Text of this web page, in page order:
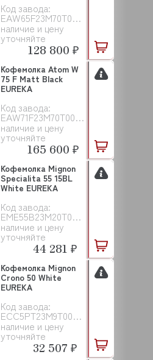
Код завода:
EAW65F23M70T00000001
наличие и цену
уточняйте
128 800 ₽
Код завода:
EAW71F23M70T00000001
наличие и цену
уточняйте
Кофемолка Atom W
75 F Matt Black
EUREKA
165 600 ₽
Код завода:
EME55B23M20T00NAC101
наличие и цену
уточняйте
Кофемолка Mignon
Specialita 55 15BL
White EUREKA
44 281 ₽
Код завода:
ECC5PT23M9T000N00101
наличие и цену
уточняйте
Кофемолка Mignon
Crono 50 White
EUREKA
32 507 ₽